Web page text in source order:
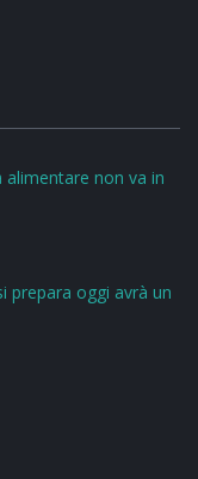
alimentare non va in
prepara oggi avrà un